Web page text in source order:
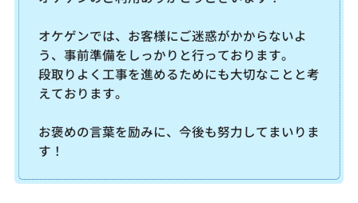
オケゲンでは、お客様にご迷惑がかからないよ
う、事前準備をしっかりと行っております。
段取りよく工事を進めるためにも大切なことと考
えております。
お褒めの言葉を励みに、今後も努力してまいりま
す！